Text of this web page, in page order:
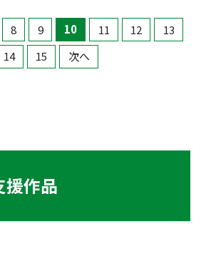
8 9 10 11 12
13
14
15 次へ
援作品